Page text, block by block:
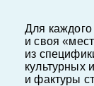
Для
и своя
из
культурных
и фактуры